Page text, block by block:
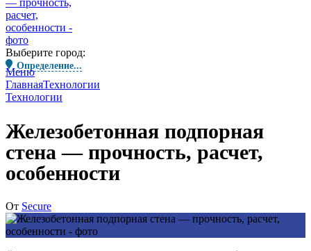
Выберите город:
Определение...
Меню
ГлавнаяТехнологии
Технологии
Железобетонная подпорная
стена — прочность, расчет,
особенности
От Secure